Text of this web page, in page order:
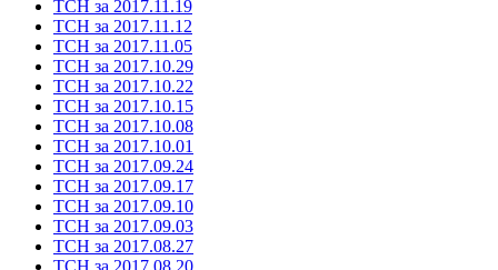
ТСН за 2017.11.19
ТСН за 2017.11.12
ТСН за 2017.11.05
ТСН за 2017.10.29
ТСН за 2017.10.22
ТСН за 2017.10.15
ТСН за 2017.10.08
ТСН за 2017.10.01
ТСН за 2017.09.24
ТСН за 2017.09.17
ТСН за 2017.09.10
ТСН за 2017.09.03
ТСН за 2017.08.27
ТСН за 2017.08.20